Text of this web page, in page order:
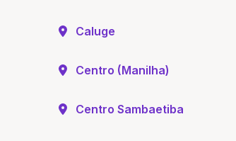
Caluge
Centro (Manilha)
Centro Sambaetiba